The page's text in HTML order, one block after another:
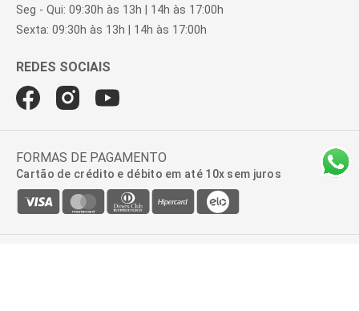
Seg - Qui: 09:30h às 13h | 14h às 17:00h
Sexta: 09:30h às 13h | 14h às 17:00h
FORMAS DE PAGAMENTO
Cartão de crédito e débito em até 10x sem juros